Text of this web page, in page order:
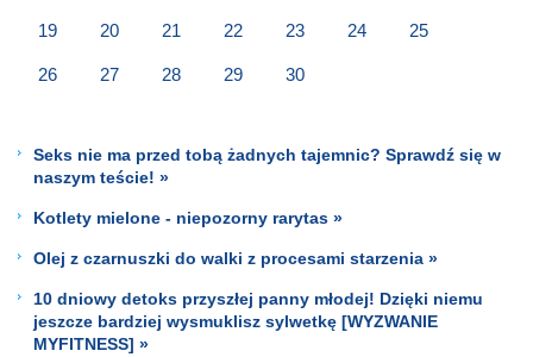
19 20 21 22 23 24 25
26 27 28 29 30
Seks nie ma przed tobą żadnych tajemnic? Sprawdź się w
naszym teście! »
Kotlety mielone - niepozorny rarytas »
Olej z czarnuszki do walki z procesami starzenia »
10 dniowy detoks przyszłej panny młodej! Dzięki niemu
jeszcze bardziej wysmuklisz sylwetkę [WYZWANIE
MYFITNESS] »